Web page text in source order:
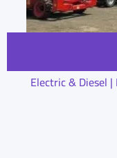
Electric & Diesel